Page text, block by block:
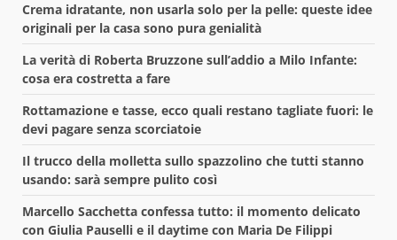
Crema idratante, non usarla solo per la pelle: queste idee
originali per la casa sono pura genialità
La verità di Roberta Bruzzone sull’addio a Milo Infante:
cosa era costretta a fare
Rottamazione e tasse, ecco quali restano tagliate fuori: le
devi pagare senza scorciatoie
Il trucco della molletta sullo spazzolino che tutti stanno
usando: sarà sempre pulito così
Marcello Sacchetta confessa tutto: il momento delicato
con Giulia Pauselli e il daytime con Maria De Filippi